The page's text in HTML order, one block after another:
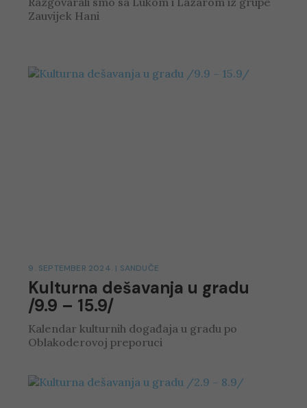
Zauvijek Hani
Kulturna dešavanja u gradu
/9.9 – 15.9/
9. SEPTEMBER 2024. | SANDUČE
Kalendar kulturnih događaja u gradu po
Oblakoderovoj preporuci